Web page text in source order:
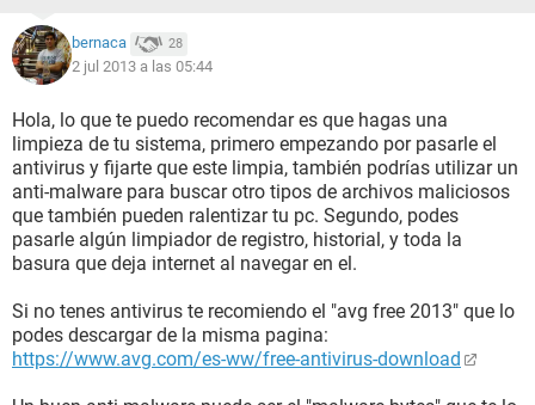
bernaca 28
2 jul 2013 a las 05:44
Hola, lo que te puedo recomendar es que hagas una
limpieza de tu sistema, primero empezando por pasarle el
antivirus y fijarte que este limpia, también podrías utilizar un
anti-malware para buscar otro tipos de archivos maliciosos
que también pueden ralentizar tu pc. Segundo, podes
pasarle algún limpiador de registro, historial, y toda la
basura que deja internet al navegar en el.
Si no tenes antivirus te recomiendo el "avg free 2013" que lo
podes descargar de la misma pagina:
https://www.avg.com/es-ww/free-antivirus-download